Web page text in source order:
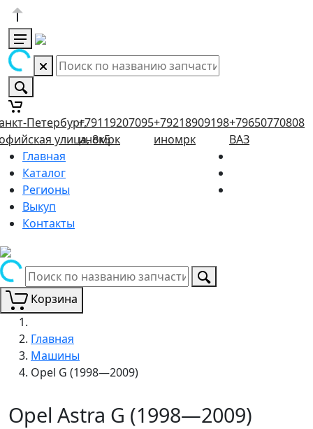
Петербург,
улица, 8к5
+79119207095
иномрк
+79218909198
иномрк
+79650770808
ВАЗ
Главная
Каталог
Регионы
Выкуп
Контакты
Корзина
Главная
Машины
Opel G (1998—2009)
Opel Astra G (1998—2009)